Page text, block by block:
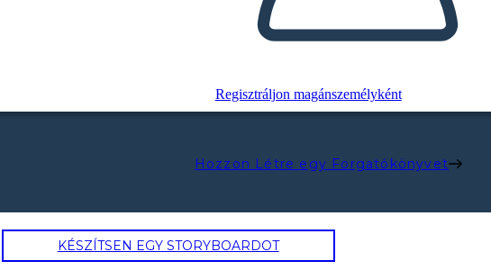
Regisztráljon magánszemélyként
Hozzon Létre egy Forgatókönyvet
KÉSZÍTSEN EGY STORYBOARDOT